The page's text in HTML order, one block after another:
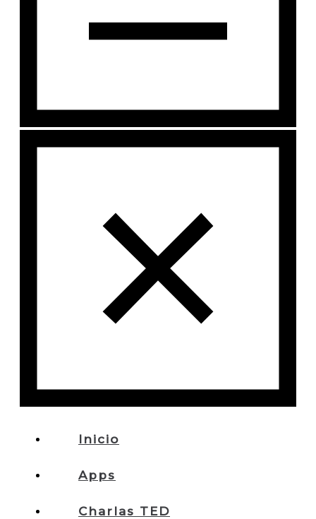
Inicio
Apps
Charlas TED